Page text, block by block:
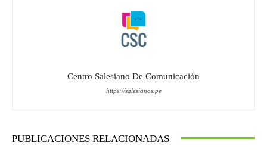
Centro Salesiano De Comunicación
https://salesianos.pe
PUBLICACIONES RELACIONADAS